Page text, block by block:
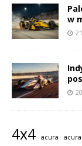
w
4x4 acura